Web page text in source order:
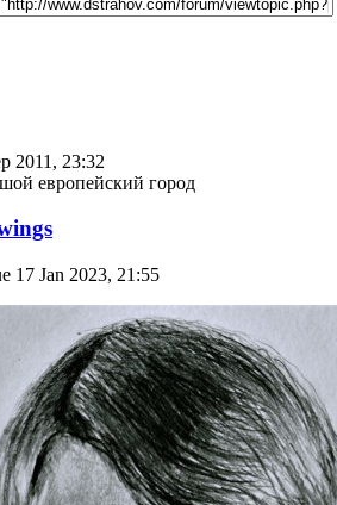
2011, 23:32
европейский город
17 Jan 2023, 21:55